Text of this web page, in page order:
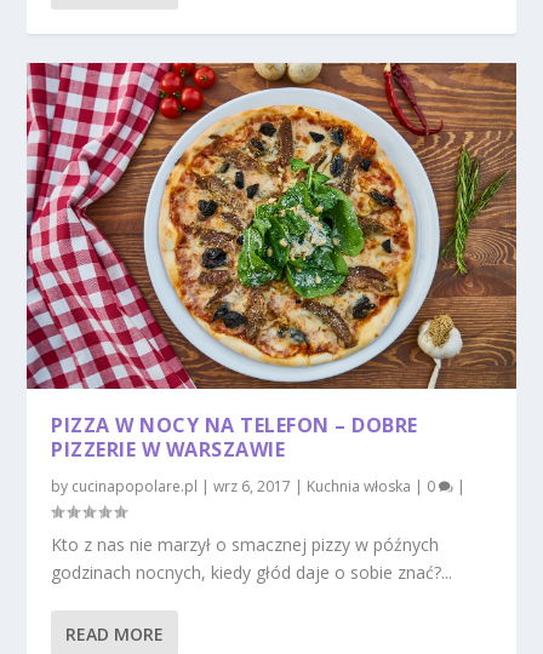
PIZZA W NOCY NA TELEFON – DOBRE
PIZZERIE W WARSZAWIE
by cucinapopolare.pl |wrz 6, 2017 | Kuchnia włoska | 0 |
Kto z nas nie marzył o smacznej pizzy w późnych
godzinach nocnych, kiedy głód daje o sobie znać?...
READ MORE